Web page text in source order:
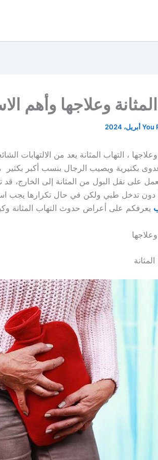
وعلاجها وأهم
You
وعلاجها ، التهاب المثانة يعد من الالتهابات
بكتيرية ويصيب الرجال بنسب أكبر
على نقل البول من المثانة إلى الخارج،
تدخل طبي ولكن في حال تكرارها يجب
يعرفكم على أعراض حدوث التهاب المثانة